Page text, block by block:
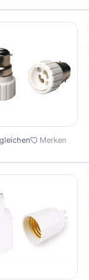
Merken